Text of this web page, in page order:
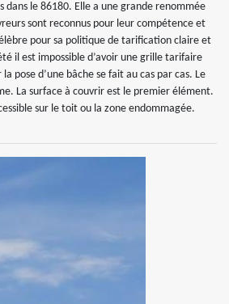
dans le 86180. Elle a une grande renommée
sont reconnus pour leur compétence et
pour sa politique de tarification claire et
il est impossible d’avoir une grille tarifaire
pose d’une bâche se fait au cas par cas. Le
La surface à couvrir est le premier élément.
sur le toit ou la zone endommagée.